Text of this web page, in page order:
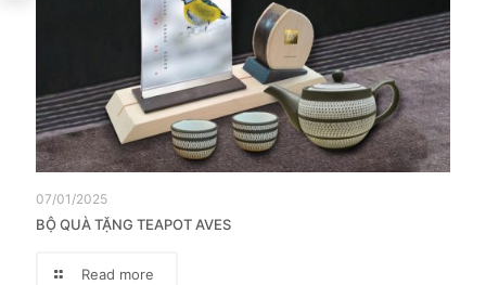
07/01/2025
BỘ QUÀ TẶNG TEAPOT AVES
Read more